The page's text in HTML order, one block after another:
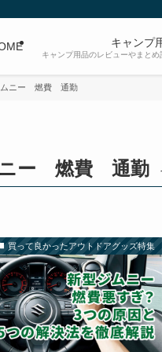
キャンプ
キャンプ用品のレビューやまとめ
ムニー 燃費 通勤
ー 燃費 通勤
買って良かったアウトドアグッズ特集